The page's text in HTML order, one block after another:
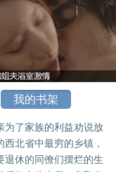
我的书架
为了家族的利益劝说放
北省中最穷的乡镇，
退休的同僚们摆烂的生